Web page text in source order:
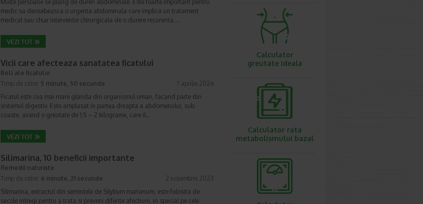
Multe persoane se plang de dureri abdominale. Este foarte important pentru
medic sa deosebeasca o urgenta abdominala care implica un tratament
medical sau chiar interventie chirurgicala de o durere recurenta.…
Vicii care afecteaza sanatatea ficatului
Boli ale ficatului
Timp de citire: 5 minute, 50 secunde
7 aprilie 2026
Ficatul este cea mai mare glanda din organismul uman, facand parte din
sistemul digestiv. Este amplasat in partea dreapta a abdomenului, sub
coaste, avand o greutate de 1,5 – 2 kilograme, care il…
Silimarina, 10 beneficii importante
Remedii naturiste
Timp de citire: 6 minute, 21 secunde
2 noiembrie 2023
Silimarina, extractul din semintele de Silybum marianum, este folosita de
secole intregi pentru a trata si preveni diferite afectiuni, in special pe cele
Calculator
greutate ideala
Calculator rata
metabolismului bazal